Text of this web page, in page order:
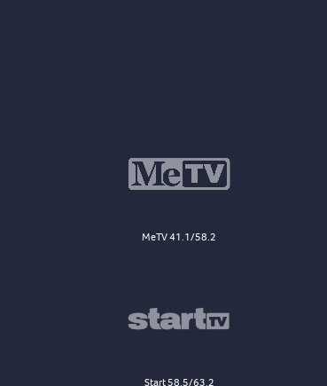
MeTV 41.1/58.2
Start 58.5/63.2